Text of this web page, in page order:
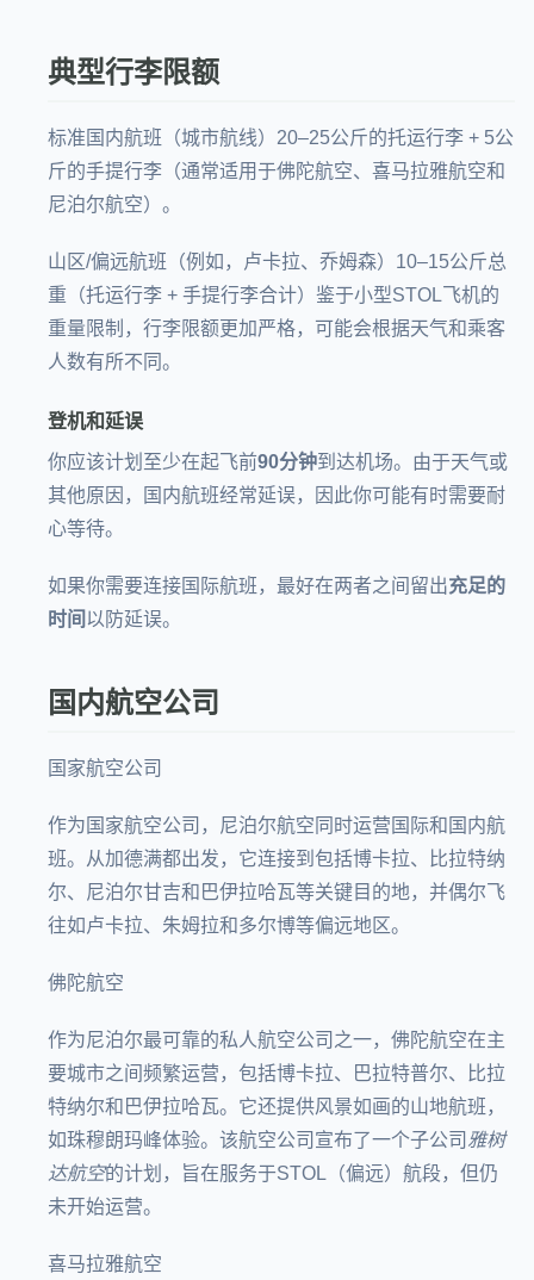
典型行李限额
标准国内航班（城市航线）20–25公斤的托运行李 + 5公
斤的手提行李（通常适用于佛陀航空、 喜马拉雅航空和
尼泊尔航空）。
山区/偏远航班（例如，卢卡拉、乔姆森）10–15公斤总
重（托运行李 + 手提行李合计）鉴于小型STOL飞机的
重量限制，行李限额更加严格，可能会根据天气和乘客
人数有所不同。
登机和延误
你应该计划至少在起飞前90分钟到达机场。由于天气或
其他原因，国内航班经常延误，因此你可能有时需要耐
心等待。
如果你需要连接国际航班，最好在两者之间留出充足的
时间 以防延误。
国内航空公司
国家航空公司
作为国家航空公司，尼泊尔航空同时运营国际和国内航
班。从加德满都出发，它连接到包括博卡拉、比拉特纳
尔、尼泊尔甘吉和巴伊拉哈瓦等关键目的地，并偶尔飞
往如卢卡拉、朱姆拉和多尔博等偏远地区。
佛陀航空
作为尼泊尔最可靠的私人航空公司之一，佛陀航空在主
要城市之间频繁运营，包括博卡拉、巴拉特普尔、比拉
特纳尔和巴伊拉哈瓦。它还提供风景如画的山地航班，
如珠穆朗玛峰体验。该航空公司宣布了一个子公司 雅树
达航空的计划，旨在服务于STOL（偏远）航段，但仍
未开始运营。
喜马拉雅航空